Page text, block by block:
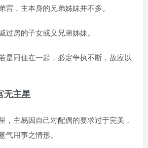
宫，主本身的兄弟姊妹并不多。
过房的子女或义兄弟姊妹。
是同住在一起，必定争执不断，故应以
主星
，主易因自己对配偶的要求过于完美，
气用事之情形。